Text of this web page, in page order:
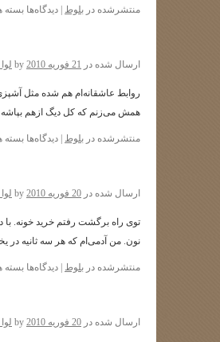
منتشرشده در بلوط دیدگاه‌ها برای
میزم-
بسته
ارسال شده در 21 فوریه 2010 by
روابط عاشقانه‌ام هم شده مثل
همش می‌زنم که کل دیگ ازهم
منتشرشده در بلوط دیدگاه‌ها برای
بسته
ارسال شده در 20 فوریه 2010 by
توی راه برگشت رفتم خرید خونه.
نون. من آدمی‌ام که هر سه ثانیه در
منتشرشده در بلوط دیدگاه‌ها برای
بسته
ارسال شده در 20 فوریه 2010 by